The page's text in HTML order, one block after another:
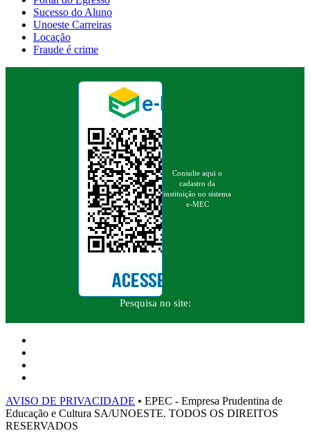
Sucesso do Aluno
Unoeste Carreiras
Locação
Fraude é crime
Consulte aqui o
cadastro da
instituição no sistema
e-MEC
Pesquisa no site:
AVISO DE PRIVACIDADE • EPEC - Empresa Prudentina de
Educação e Cultura SA/UNOESTE. TODOS OS DIREITOS
RESERVADOS